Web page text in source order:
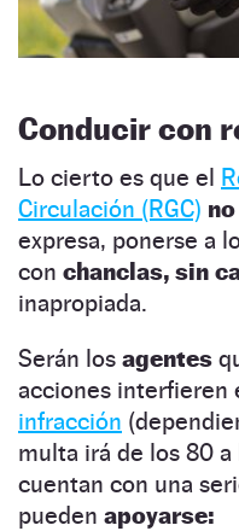
Conducir con
Lo cierto es que el
Circulación (RGC)
expresa, ponerse a
con chanclas, sin
inapropiada.
Serán los agentes
acciones interfieren
infracción
multa irá de los 80
cuentan con una
pueden apoyarse: